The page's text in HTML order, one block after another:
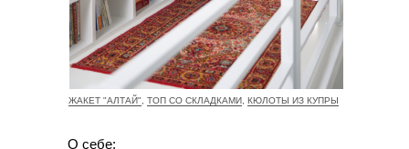
О себе:
ЖАКЕТ "АЛТАЙ" ТОП СО СКЛАДКАМИ КЮЛОТЫ ИЗ КУПРЫ